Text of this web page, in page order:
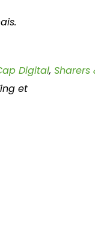
Digital, Sharers
et